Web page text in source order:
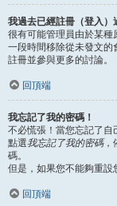
我過去已經註冊（登入）
很有可能管理員由於某
一段時間移除從未發文
註冊並參與更多的討論。
回頂端
我忘記了我的密碼！
不必慌張！當您忘記了自
點選我忘記了我的密碼，
碼。
但是，如果您不能夠重設
回頂端